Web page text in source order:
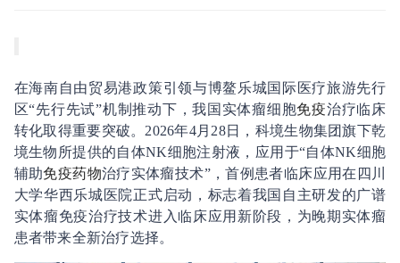
在海南自由贸易港政策引领与博鳌乐城国际医疗旅游先行
区“先行先试”机制推动下，我国实体瘤细胞免疫治疗临床
转化取得重要突破。2026年4月28日，科境生物集团旗下乾
境生物所提供的自体NK细胞注射液，应用于“自体NK细胞
辅助免疫药物治疗实体瘤技术”，首例患者临床应用在四川
大学华西乐城医院正式启动，标志着我国自主研发的广谱
实体瘤免疫治疗技术进入临床应用新阶段，为晚期实体瘤
患者带来全新治疗选择。